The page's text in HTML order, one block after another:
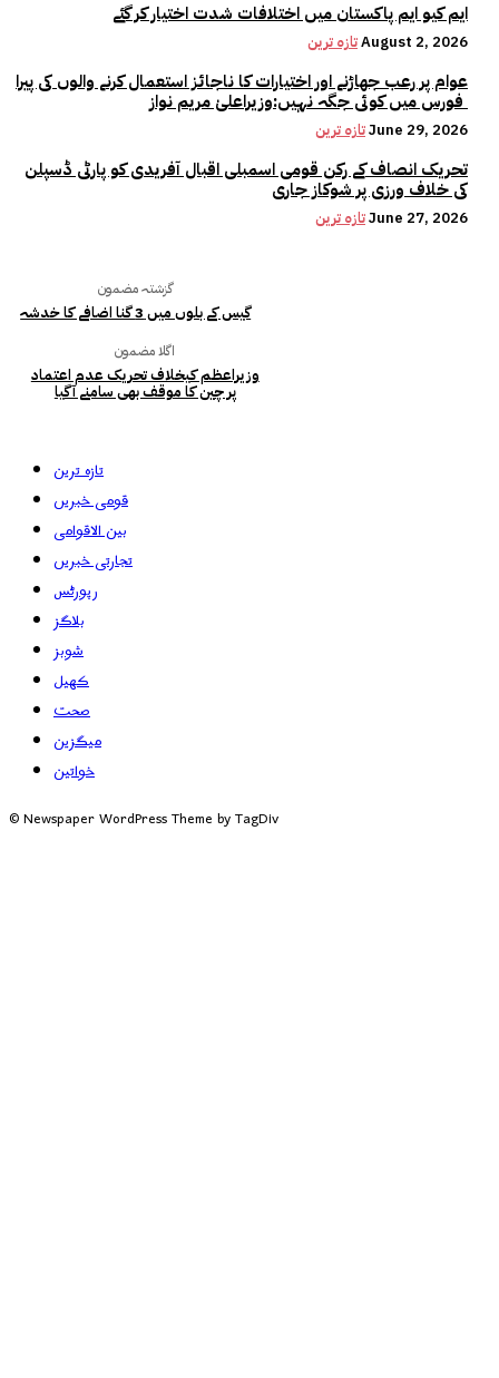
ایم کیو ایم پاکستان میں اختلافات شدت اختیار کر گئے
تازہ ترینAugust 2, 2026
عوام پر رعب جھاڑنے اور اختیارات کا ناجائز استعمال کرنے والوں کی پیرا
تازہ ترینJune 29, 2026
تحریک انصاف کے رکن قومی اسمبلی اقبال آفریدی کو پارٹی ڈسپلن
کی خلاف ورزی پر شوکاز جاری
تازہ ترینJune 27, 2026
گزشتہ مضمون
گیس کے بلوں میں 3 گنا اضافے کا خدشہ
اگلا مضمون
وزیراعظم کیخلاف تحریک عدم اعتماد
پر چین کا موقف بھی سامنے آگیا
تازہ ترین
قومی خبریں
بین الاقوامی
تجارتی خبریں
رپورٹس
بلاگز
شوبز
کھیل
صحت
میگزین
خواتین
© Newspaper WordPress Theme by TagDiv